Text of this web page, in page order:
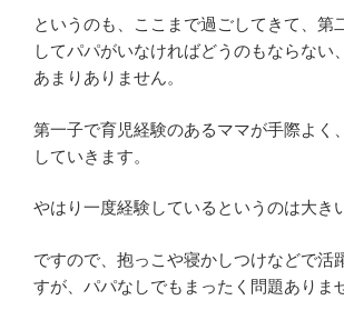
というのも、ここまで過ごしてきて、第
してパパがいなければどうのもならない
あまりありません。
第一子で育児経験のあるママが手際よく
していきます。
やはり一度経験しているというのは大き
ですので、抱っこや寝かしつけなどで活
すが、パパなしでもまったく問題ありま